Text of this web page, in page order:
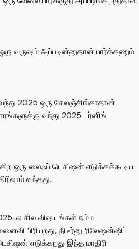
வருஷம் அப்படின்னுதான் பார்க்கணும்
2025 ஒரு சேலஞ்சிங்காதான்
வந்து 2025 டர்னிங்
ஒரு லைஃப் டெசிஷன் எடுக்கக்கூடிய
வந்தது.
ல சில விஷயங்கள் நம்ம
பிரியறது, திடீர்னு ரிலேஷன்ஷிப்
எடுக்கறது இந்த மாதிரி